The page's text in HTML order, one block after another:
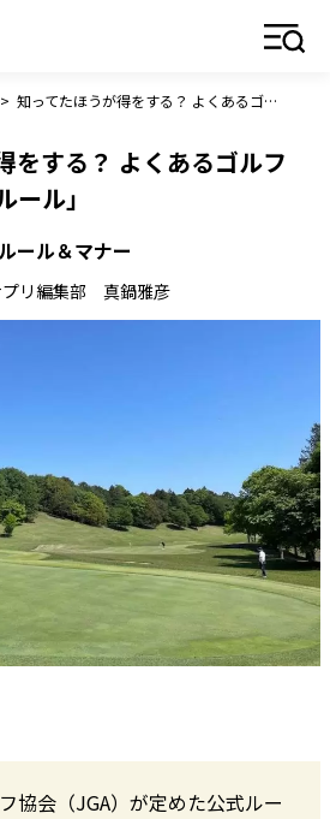
> 知ってたほうが得をする？ よくあるゴルフ場の「ローカルルール」
をする？ よくあるゴルフ
ール」
ール＆マナー
プリ編集部 真鍋雅彦
協会（JGA）が定めた公式ルー